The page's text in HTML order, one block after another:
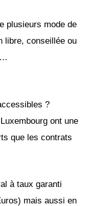
plusieurs mode de
libre, conseillée ou
?
ont une
que les contrats
à taux garanti
mais aussi en